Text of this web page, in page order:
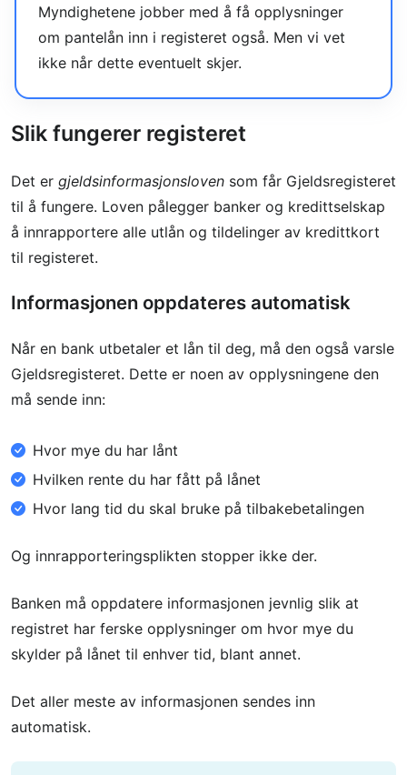
Myndighetene jobber med å få opplysninger
om pantelån inn i registeret også. Men vi vet
ikke når dette eventuelt skjer.
Slik fungerer registeret
Det er gjeldsinformasjonsloven som får Gjeldsregisteret
til å fungere. Loven pålegger banker og kredittselskap
å innrapportere alle utlån og tildelinger av kredittkort
til registeret.
Informasjonen oppdateres automatisk
Når en bank utbetaler et lån til deg, må den også varsle
Gjeldsregisteret. Dette er noen av opplysningene den
må sende inn:
Hvor mye du har lånt
Hvilken rente du har fått på lånet
Hvor lang tid du skal bruke på tilbakebetalingen
Og innrapporteringsplikten stopper ikke der.
Banken må oppdatere informasjonen jevnlig slik at
registret har ferske opplysninger om hvor mye du
skylder på lånet til enhver tid, blant annet.
Det aller meste av informasjonen sendes inn
automatisk.